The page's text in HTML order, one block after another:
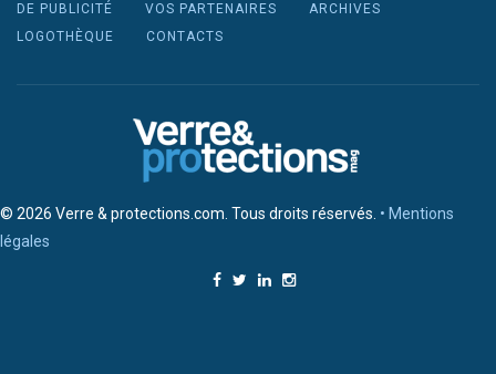
DE PUBLICITÉ
VOS PARTENAIRES
ARCHIVES
LOGOTHÈQUE
CONTACTS
© 2026 Verre & protections.com. Tous droits réservés. • Mentions
légales